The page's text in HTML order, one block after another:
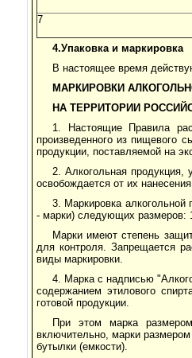
7
4.Упаковка и маркировка
В настоящее время
МАРКИРОВКИ
НА ТЕРРИТОРИИ
1. Настоящие Правила
произведенного из пищевого
продукции, поставляемой на
2. Алкогольная продукция,
освобождается от их
3. Маркировка
- марки) следующих
Марки имеют степень
для контроля. Запрещается
виды маркировки.
4. Марка с надписью
содержанием этилового
готовой продукции.
При этом марка
включительно, марки
бутылки (емкости).